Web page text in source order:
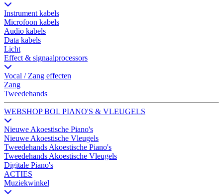
Instrument kabels
Microfoon kabels
Audio kabels
Data kabels
Licht
Effect & signaalprocessors
Vocal / Zang effecten
Zang
Tweedehands
WEBSHOP BOL PIANO'S & VLEUGELS
Nieuwe Akoestische Piano's
Nieuwe Akoestische Vleugels
Tweedehands Akoestische Piano's
Tweedehands Akoestische Vleugels
Digitale Piano's
ACTIES
Muziekwinkel